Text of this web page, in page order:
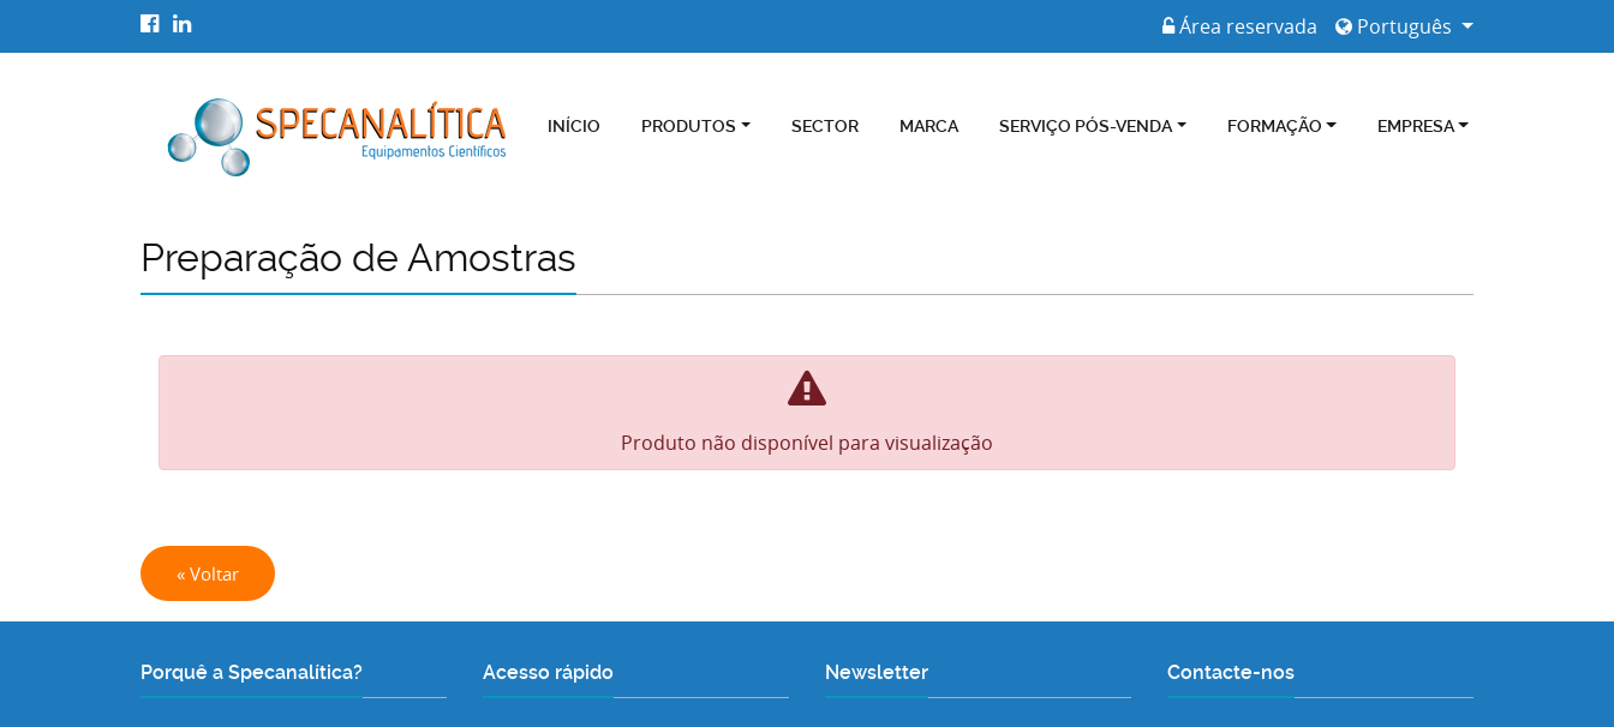
Português
Área reservada
INÍCIO PRODUTOS SECTOR MARCA SERVIÇO PÓS-VENDA FORMAÇÃO EMPRESA
Preparação de Amostras
Produto não disponível para visualização
« Voltar
Porquê a Specanalítica? Acesso rápido Newsletter Contacte-nos